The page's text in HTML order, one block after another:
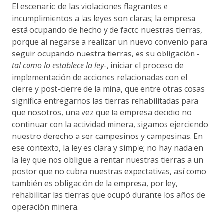
El escenario de las violaciones flagrantes e
incumplimientos a las leyes son claras; la empresa
está ocupando de hecho y de facto nuestras tierras,
porque al negarse a realizar un nuevo convenio para
seguir ocupando nuestra tierras, es su obligación -
tal como lo establece la ley-, iniciar el proceso de
implementación de acciones relacionadas con el
cierre y post-cierre de la mina, que entre otras cosas
significa entregarnos las tierras rehabilitadas para
que nosotros, una vez que la empresa decidió no
continuar con la actividad minera, sigamos ejerciendo
nuestro derecho a ser campesinos y campesinas. En
ese contexto, la ley es clara y simple; no hay nada en
la ley que nos obligue a rentar nuestras tierras a un
postor que no cubra nuestras expectativas, así como
también es obligación de la empresa, por ley,
rehabilitar las tierras que ocupó durante los años de
operación minera.